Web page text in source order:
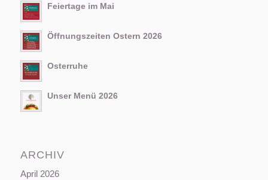
Feiertage im Mai
Öffnungszeiten Ostern 2026
Osterruhe
Unser Menü 2026
ARCHIV
April 2026